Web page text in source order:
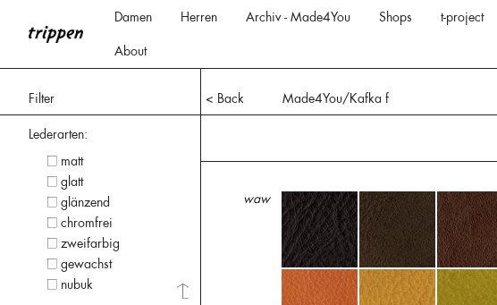
Damen Herren Archiv - Made4You Shops t-project
About
Filter < Back Made4You/Kafka f
Lederarten:
matt
glatt
glänzend
chromfrei
zweifarbig
gewachst
nubuk
waw